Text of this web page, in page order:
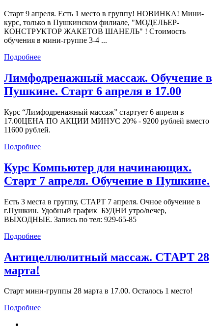
Старт 9 апреля. Есть 1 место в группу! НОВИНКА! Мини-
курс, только в Пушкинском филиале, "МОДЕЛЬЕР-
КОНСТРУКТОР ЖАКЕТОВ ШАНЕЛЬ" ! Стоимость
обучения в мини-группе 3-4 ...
Подробнее
Лимфодренажный массаж. Обучение в
Пушкине. Старт 6 апреля в 17.00
Курс “Лимфодренажный массаж” стартует 6 апреля в
17.00ЦЕНА ПО АКЦИИ МИНУС 20% - 9200 рублей вместо
11600 рублей.
Подробнее
Курс Компьютер для начинающих.
Старт 7 апреля. Обучение в Пушкине.
Есть 3 места в группу, СТАРТ 7 апреля. Очное обучение в
г.Пушкин. Удобный график БУДНИ утро/вечер,
ВЫХОДНЫЕ. Запись по тел: 929-65-85
Подробнее
Антицеллюлитный массаж. СТАРТ 28
марта!
Старт мини-группы 28 марта в 17.00. Осталось 1 место!
Подробнее